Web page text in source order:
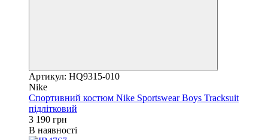
Артикул: HQ9315-010
Nike
Спортивний костюм Nike Sportswear Boys Tracksuit
підлітковий
3 190 грн
В наявності